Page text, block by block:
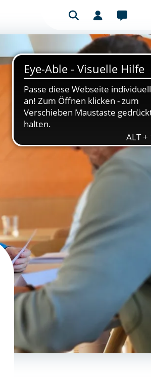
Bitte füllen Sie das
sich anzumelden.
E-Mail-Adresse
Passwort
Haben Sie ihr Passwort
Klicken Sie hier
, um ein
vergeben.
Sie haben noch keinen
Hier können Sie sich